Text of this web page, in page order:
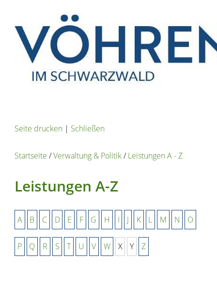
Seite drucken | Schließen
Startseite /Verwaltung & Politik/Leistungen A - Z
Leistungen A-Z
A B C D E F G H I J K L M N O
P Q R S T U V W X Y Z